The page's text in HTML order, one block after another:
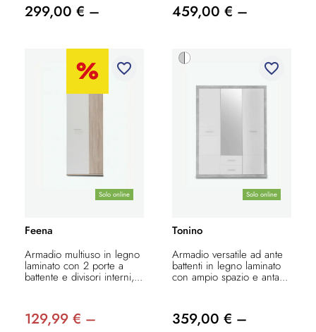
299,00 € – 459,00 € –
Solo online
favorite_border
Feena
Armadio multiuso in legno
laminato con 2 porte a
battente e divisori interni,...
129,99 € –
Solo online
favorite_border
Tonino
Armadio versatile ad ante
battenti in legno laminato
con ampio spazio e anta...
359,00 € –